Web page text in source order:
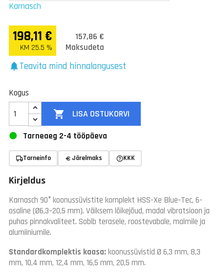
Karnasch
198,11 €
KM 25.5 %
157,86 €
Maksudeta
notificationsTeavita mind hinnalangusest
Kogus
 LISA OSTUKORVI
Tarneaeg 2-4 tööpäeva
Tarneinfo Järelmaks KKK
Kirjeldus
Karnasch 90° koonussüvistite komplekt HSS-Xe Blue-Tec, 6-
osaline (Ø6,3–20,5 mm). Väiksem lõikejõud, madal vibratsioon ja
puhas pinnakvaliteet. Sobib terasele, roostevabale, malmile ja
alumiiniumile.
Standardkomplektis kaasa: koonussüvistid Ø 6,3 mm, 8,3
mm, 10,4 mm, 12,4 mm, 16,5 mm, 20,5 mm.